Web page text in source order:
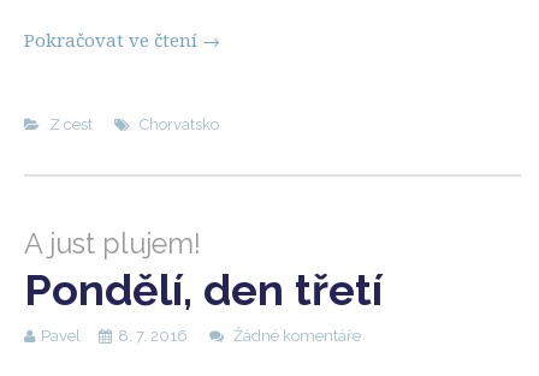
Pokračovat ve čtení →
Z cest Chorvatsko
A just plujem!
Pondělí, den třetí
Pavel 8. 7. 2016 Žádné komentáře